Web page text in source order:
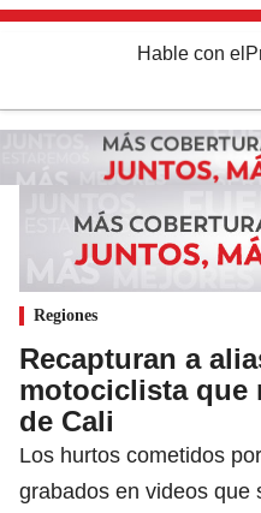
Hable con el
Regiones
Recapturan a
motociclista que
de Cali
Los hurtos cometidos
grabados en videos que